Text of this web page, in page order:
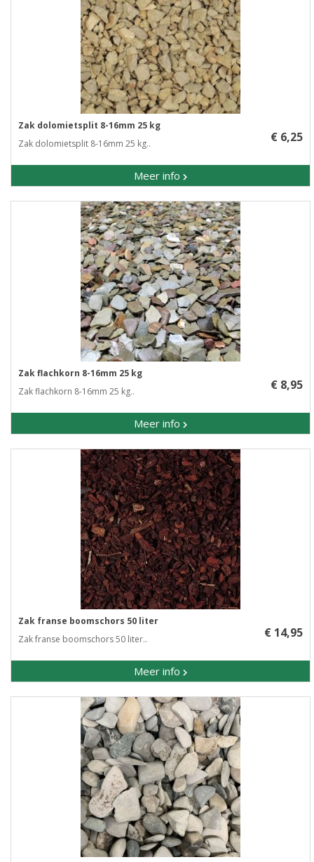
Zak dolomietsplit 8-16mm 25 kg
Zak dolomietsplit 8-16mm 25 kg..
Meer info
€ 6,25
Zak flachkorn 8-16mm 25 kg
Zak flachkorn 8-16mm 25 kg..
Meer info
€ 8,95
Zak franse boomschors 50 liter
Zak franse boomschors 50 liter..
Meer info
€ 14,95